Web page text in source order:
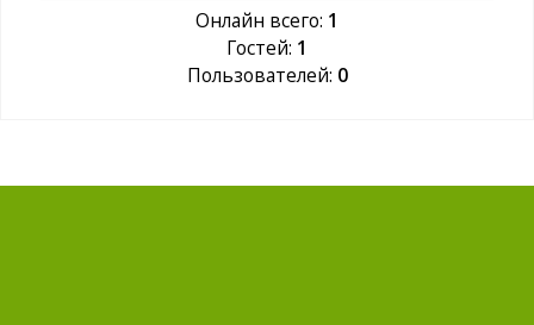
Онлайн всего: 1
Гостей: 1
Пользователей: 0